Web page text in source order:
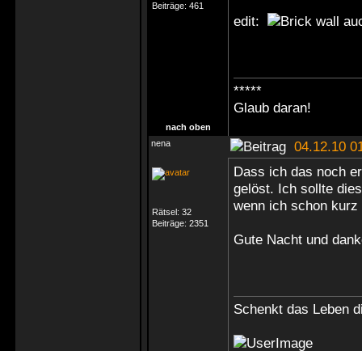
Beiträge: 461
edit:
*****
Glaub daran!
nach oben
nena
04.12.10
Rätsel: 32
Beiträge: 2351
Dass ich das noch
gelöst. Ich sollte
wenn ich schon
Gute Nacht und
Schenkt das Leben